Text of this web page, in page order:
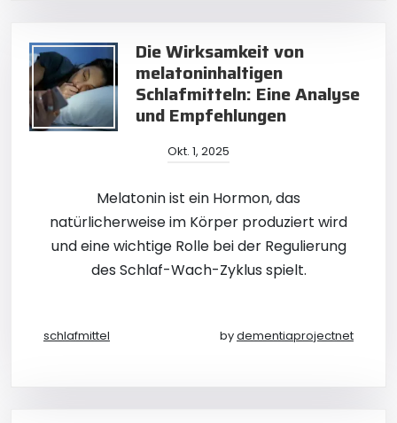
Die Wirksamkeit von
melatoninhaltigen
Schlafmitteln: Eine Analyse
und Empfehlungen
Okt. 1, 2025
Melatonin ist ein Hormon, das
natürlicherweise im Körper produziert wird
und eine wichtige Rolle bei der Regulierung
des Schlaf-Wach-Zyklus spielt.
schlafmittel bydementiaprojectnet